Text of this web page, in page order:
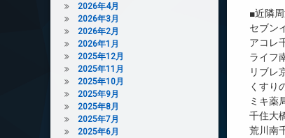
■近隣
セブン
アコレ
ライフ
リブレ
くすり
ミキ薬
千住大
荒川南
2026年4月
2026年3月
2026年2月
2026年1月
2025年12月
2025年11月
2025年10月
2025年9月
2025年8月
2025年7月
2025年6月